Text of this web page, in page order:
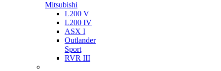
Mitsubishi
L200 V
L200 IV
ASX I
Outlander
Sport
RVR III